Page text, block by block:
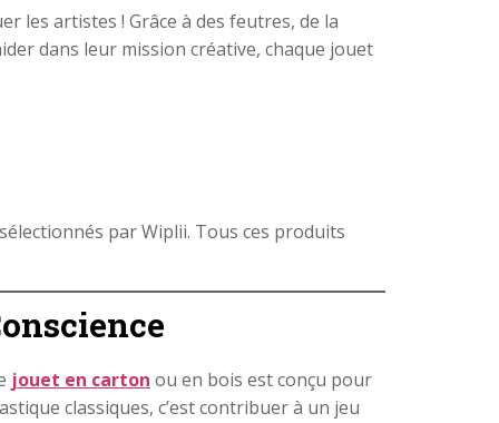
les artistes ! Grâce à des feutres, de la
dans leur mission créative, chaque jouet
par Wiplii. Tous ces produits
jouet en carton ou en bois est conçu pour
classiques, c’est contribuer à un jeu